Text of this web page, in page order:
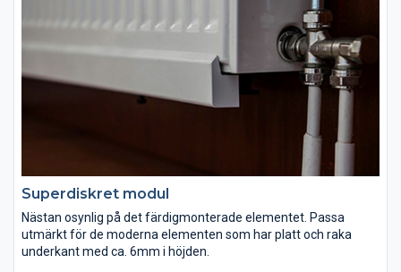
Superdiskret modul
Nästan osynlig på det färdigmonterade elementet. Passa
utmärkt för de moderna elementen som har platt och raka
underkant med ca. 6mm i höjden.